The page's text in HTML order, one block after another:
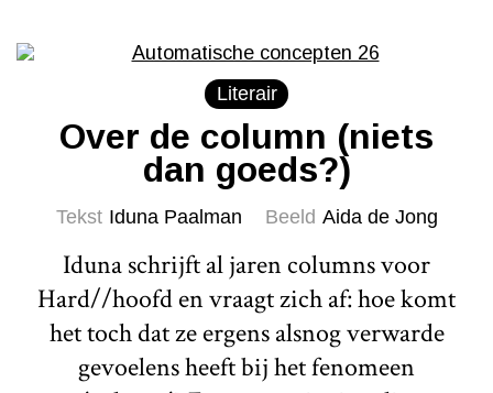
Literair
Over de column (niets
dan goeds?)
Tekst Iduna Paalman Beeld Aida de Jong
Iduna schrijft al jaren columns voor
Hard//hoofd en vraagt zich af: hoe komt
het toch dat ze ergens alsnog verwarde
gevoelens heeft bij het fenomeen